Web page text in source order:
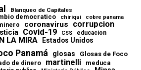
Blanqueo de Capitales
democratico chiriqui cobre panama
coronavirus corrupcion
Covid-19 CSS educacion
LA MIRA Estados Unidos
Panamá glosas Glosas de Foco
de dinero martinelli meduca